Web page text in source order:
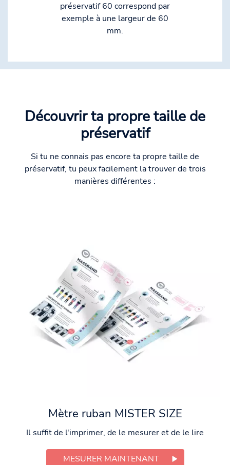
préservatif 60 correspond par
exemple à une largeur de 60
mm.
Découvrir ta propre taille de
préservatif
Si tu ne connais pas encore ta propre taille de
préservatif, tu peux facilement la trouver de trois
manières différentes :
Mètre ruban MISTER SIZE
Il suffit de l'imprimer, de le mesurer et de le lire
MESURER MAINTENANT